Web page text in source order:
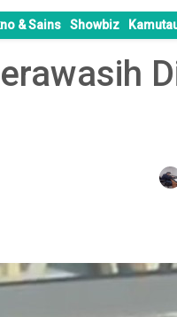
& Sains Showbiz